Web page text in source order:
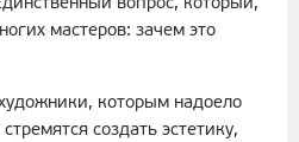
вопрос, который,
мастеров: зачем это
которым надоело
создать эстетику,